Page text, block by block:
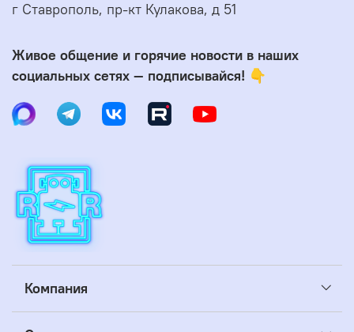
Компания
г Ставрополь, пр-кт Кулакова, д 51
Живое общение и горячие новости в наших
социальных сетях — подписывайся! 👇